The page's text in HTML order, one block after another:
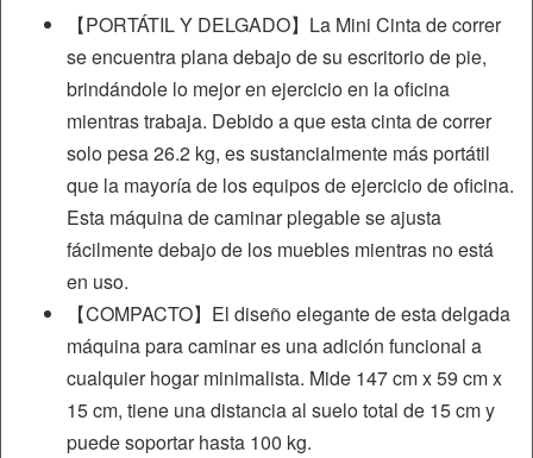
【PORTÁTIL Y DELGADO】La Mini Cinta de correr
se encuentra plana debajo de su escritorio de pie,
brindándole lo mejor en ejercicio en la oficina
mientras trabaja. Debido a que esta cinta de correr
solo pesa 26.2 kg, es sustancialmente más portátil
que la mayoría de los equipos de ejercicio de oficina.
Esta máquina de caminar plegable se ajusta
fácilmente debajo de los muebles mientras no está
en uso.
【COMPACTO】El diseño elegante de esta delgada
máquina para caminar es una adición funcional a
cualquier hogar minimalista. Mide 147 cm x 59 cm x
15 cm, tiene una distancia al suelo total de 15 cm y
puede soportar hasta 100 kg.